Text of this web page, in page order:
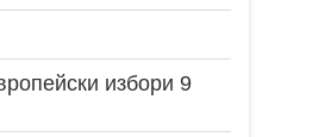
избори 9